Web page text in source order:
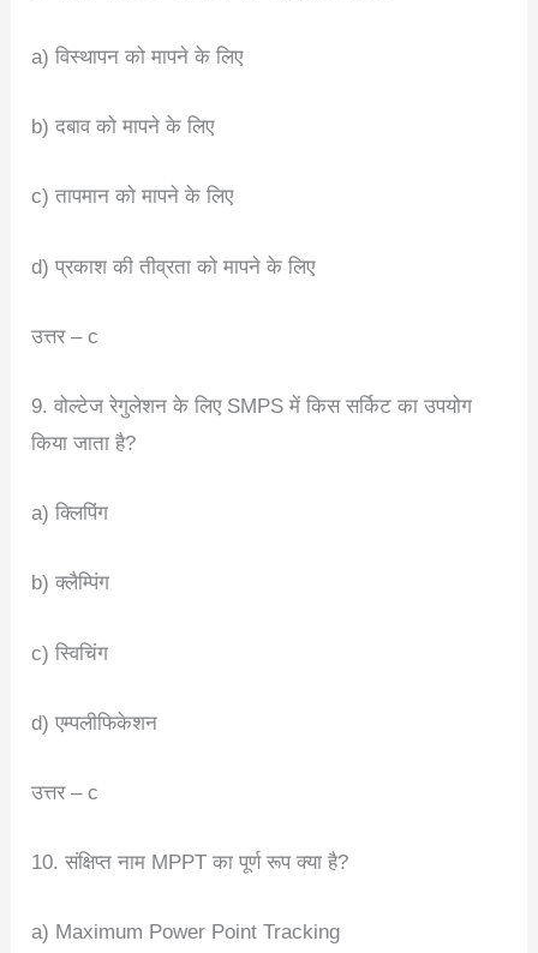
a) विस्थापन को मापने के लिए
b) दबाव को मापने के लिए
c) तापमान को मापने के लिए
d) प्रकाश की तीव्रता को मापने के लिए
उत्तर – c
9. वोल्टेज रेगुलेशन के लिए SMPS में किस सर्किट का उपयोग
किया जाता है?
a) क्लिपिंग
b) क्लैम्पिंग
c) स्विचिंग
d) एम्पलीफिकेशन
उत्तर – c
10. संक्षिप्त नाम MPPT का पूर्ण रूप क्या है?
a) Maximum Power Point Tracking